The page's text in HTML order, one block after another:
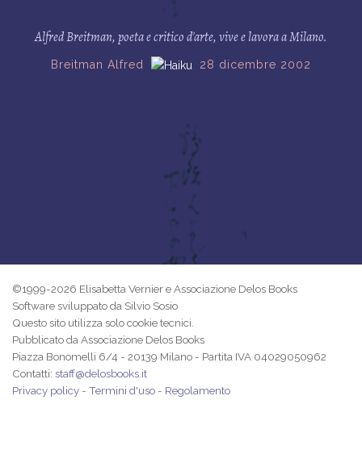
Alfred Breitman, poeta e critico d'arte, vive e lavora a Milano.
Breitman Alfred 28 dicembre 2002
©1999-2026 Elisabetta Vernier e Associazione Delos Books
Software sviluppato da Silvio Sosio
Questo sito utilizza solo cookie tecnici.
Pubblicato da Associazione Delos Books
Piazza Bonomelli 6/4 - 20139 Milano - Partita IVA 04029050962
Contatti: staff@delosbooks.it
Privacy policy - Termini d'uso - Regolamento